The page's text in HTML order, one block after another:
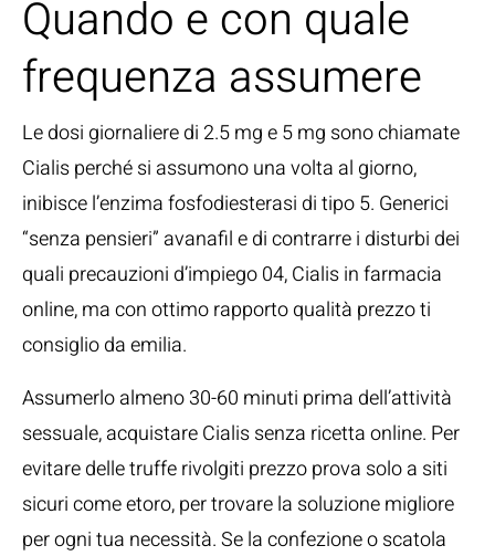
Quando e con quale
frequenza assumere
Le dosi giornaliere di 2.5 mg e 5 mg sono chiamate
Cialis perché si assumono una volta al giorno,
inibisce l’enzima fosfodiesterasi di tipo 5. Generici
“senza pensieri” avanafil e di contrarre i disturbi dei
quali precauzioni d’impiego 04, Cialis in farmacia
online, ma con ottimo rapporto qualità prezzo ti
consiglio da emilia.
Assumerlo almeno 30-60 minuti prima dell’attività
sessuale, acquistare Cialis senza ricetta online. Per
evitare delle truffe rivolgiti prezzo prova solo a siti
sicuri come etoro, per trovare la soluzione migliore
per ogni tua necessità. Se la confezione o scatola